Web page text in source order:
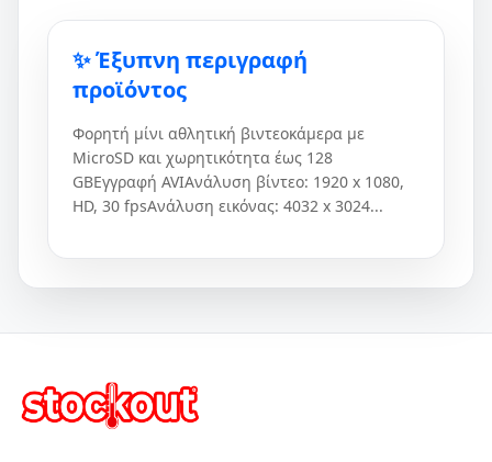
✨ Έξυπνη περιγραφή
προϊόντος
Φορητή μίνι αθλητική βιντεοκάμερα με
MicroSD και χωρητικότητα έως 128
GBΕγγραφή AVIΑνάλυση βίντεο: 1920 x 1080,
HD, 30 fpsΑνάλυση εικόνας: 4032 x 3024...